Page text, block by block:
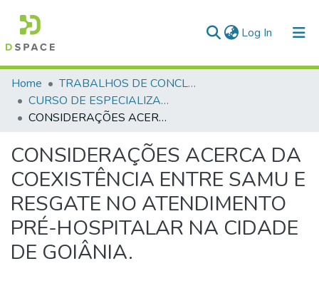
Log In (current)
Communities & Collections
All of DSpace
Home
TRABALHOS DE CONCLUSÃO DE CURSO - CAESP (CURSO DE ESPECIALIZAÇÃO EM ALTOS ESTUDOS EM SEGURANÇA PÚBLICA)
CURSO DE ESPECIALIZAÇÃO EM ALTOS ESTUDOS EM SEGURANÇA PÚBLICA - CAESP - 2015
CONSIDERAÇÕES ACERCA DA COEXISTÊNCIA ENTRE SAMU E RESGATE NO ATENDIMENTO PRÉ-HOSPITALAR NA CIDADE DE GOIÂNIA.
CONSIDERAÇÕES ACERCA DA
COEXISTÊNCIA ENTRE SAMU E
RESGATE NO ATENDIMENTO
PRÉ-HOSPITALAR NA CIDADE
DE GOIÂNIA.